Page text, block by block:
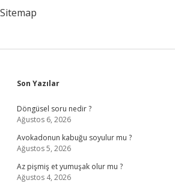
Sitemap
Sidebar
Son Yazılar
Döngüsel soru nedir ?
Ağustos 6, 2026
Avokadonun kabuğu soyulur mu ?
Ağustos 5, 2026
Az pişmiş et yumuşak olur mu ?
Ağustos 4, 2026